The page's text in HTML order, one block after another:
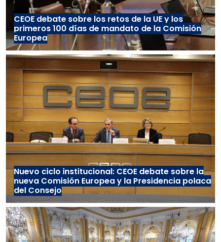
CEOE debate sobre los retos de la UE y los
primeros 100 días de mandato de la Comisión
Europea
Nuevo ciclo institucional: CEOE debate sobre la
nueva Comisión Europea y la Presidencia polaca
del Consejo